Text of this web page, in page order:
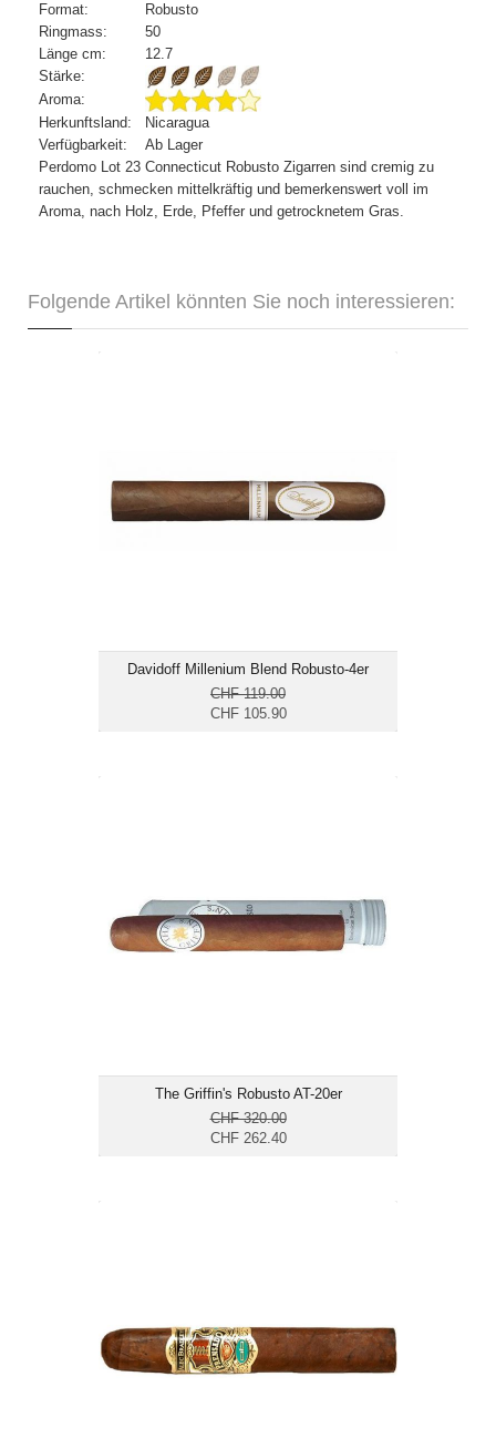
Format:
Robusto
Ringmass:
50
Länge cm:
12.7
Stärke:
Aroma:
Herkunftsland:
Nicaragua
Verfügbarkeit:
Ab Lager
Perdomo Lot 23 Connecticut Robusto Zigarren sind cremig zu
rauchen, schmecken mittelkräftig und bemerkenswert voll im
Aroma, nach Holz, Erde, Pfeffer und getrocknetem Gras.
Folgende Artikel könnten Sie noch interessieren:
Davidoff Millenium Blend Robusto-4er
CHF 119.00
CHF 105.90
Länge: 13.3
mittelkräftig bis kräftig
The Griffin's Robusto AT-20er
CHF 320.00
CHF 262.40
Ringmass: 50
Länge: 13
mild bis mittelkräftig
Ringmass: 50
Länge: 12.7
mittelkräftig bis kräftig